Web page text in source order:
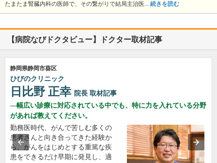
たまたま腎臓内科の医師で、その繋がりで結局主治医... 続きを読む
【病院なびドクタビュー】ドクター取材記事
静岡県静岡市葵区
ひびのクリニック
日比野 正幸 院長 取材記事
幅広い診療に対応されている中でも、特に力を入れている分野
があれば教えてください。
勤務医時代、がんで苦しむ多くの
患者さんと向き合ってきた経験か
ら、がんをはじめとする重篤な疾
患をできるだけ早期に発見し、適